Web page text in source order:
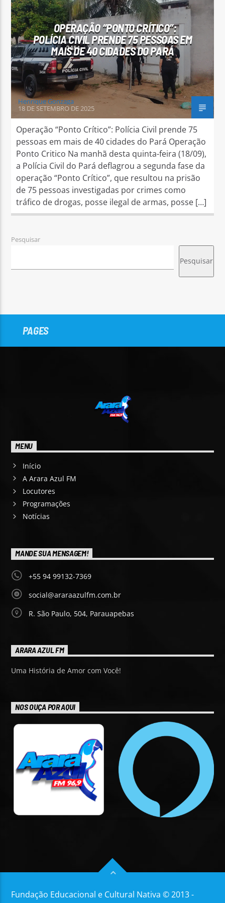
Arara Azul FM
OPERAÇÃO “PONTO CRÍTICO”:
POLÍCIA CIVIL PRENDE 75 PESSOAS EM
MAIS DE 40 CIDADES DO PARÁ
Henrique Gonzaga
18 DE SETEMBRO DE 2025
Operação “Ponto Crítico”: Polícia Civil prende 75
pessoas em mais de 40 cidades do Pará Operação
Ponto Critico Na manhã desta quinta-feira (18/09),
a Polícia Civil do Pará deflagrou a segunda fase da
operação “Ponto Crítico”, que resultou na prisão
de 75 pessoas investigadas por crimes como
tráfico de drogas, posse ilegal de armas, posse […]
Pesquisar
Pesquisar
PAGES
MENU
Início
A Arara Azul FM
Locutores
Programações
Notícias
MANDE SUA MENSAGEM!
+55 94 99132-7369
social@araraazulfm.com.br
R. São Paulo, 504, Parauapebas
ARARA AZUL FM
Uma História de Amor com Você!
NOS OUÇA POR AQUI
Fundação Educacional e Cultural Nativa © 2013 -